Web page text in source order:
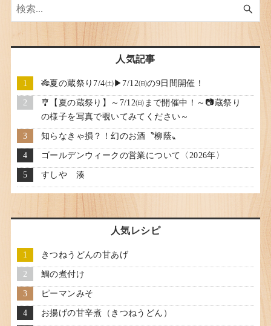
人気記事
🎋夏の蔵祭り7/4㈯▶7/12㈰の9日間開催！
🎐【夏の蔵祭り】～7/12㈰まで開催中！～📷蔵祭り
の様子を写真で覗いてみてください～
知らなきゃ損？！幻のお酒〝柳蔭〟
ゴールデンウィークの営業について〈2026年〉
すしや 湊
人気レシピ
きつねうどんの甘あげ
鯛の煮付け
ピーマンみそ
お揚げの甘辛煮（きつねうどん）